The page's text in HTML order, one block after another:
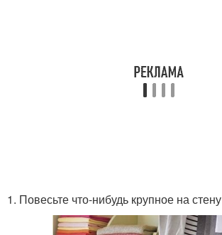
1. Повесьте что-нибудь крупное на стену